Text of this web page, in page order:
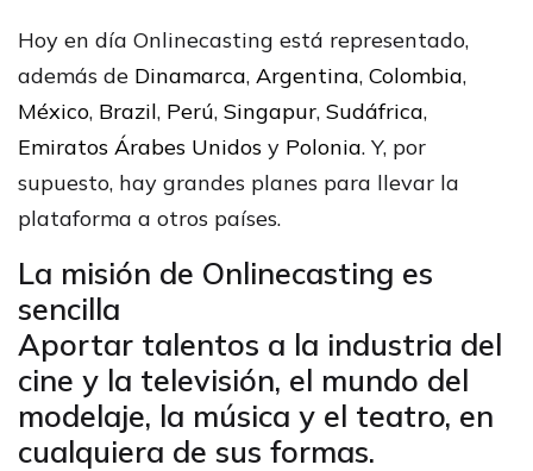
Hoy en día Onlinecasting está representado,
además de Dinamarca, Argentina, Colombia,
México, Brazil, Perú, Singapur, Sudáfrica,
Emiratos Árabes Unidos y Polonia. Y, por
supuesto, hay grandes planes para llevar la
plataforma a otros países.
La misión de Onlinecasting es
sencilla
Aportar talentos a la industria del
cine y la televisión, el mundo del
modelaje, la música y el teatro, en
cualquiera de sus formas.